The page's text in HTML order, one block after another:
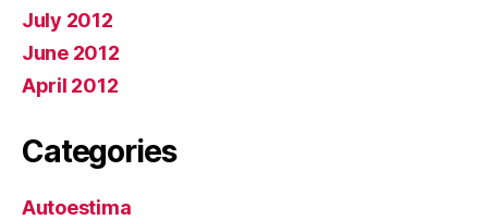
July 2012
June 2012
April 2012
Categories
Autoestima